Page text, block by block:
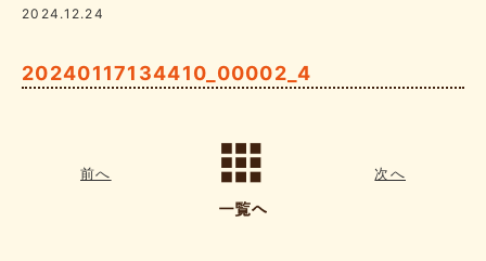
2024.12.24
20240117134410_00002_4
前へ 次へ